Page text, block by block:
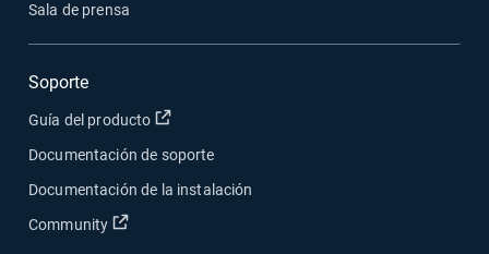
Sala de prensa
Soporte
Guía del producto Abrir en una nueva ventana
Documentación de soporte
Documentación de la instalación
Community
Abrir en una nueva ventana